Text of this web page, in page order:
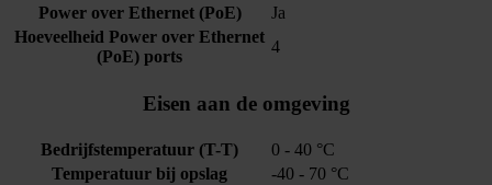
Power over Ethernet (PoE)
Ja
Hoeveelheid Power over Ethernet
(PoE) ports
4
Eisen aan de omgeving
Bedrijfstemperatuur (T-T)
0 - 40 °C
Temperatuur bij opslag
-40 - 70 °C